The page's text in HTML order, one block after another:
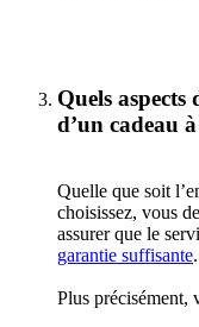
Quels
d’un cadeau
Quelle que soit
choisissez, vous
assurer que le
garantie suffisante.
Plus précisément,